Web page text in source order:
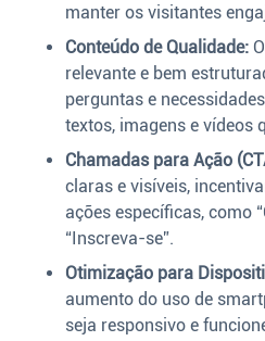
manter os visitantes
Conteúdo de Qualidade:
relevante e bem
perguntas e
textos, imagens e vídeos
Chamadas para Ação
claras e visíveis,
ações específicas, como
“Inscreva-se”.
Otimização para
aumento do uso de
seja responsivo e